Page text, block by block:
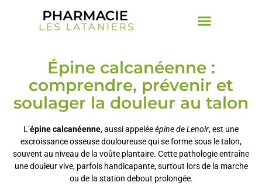
Épine calcanéenne :
comprendre, prévenir et
soulager la douleur au talon
L’épine calcanéenne, aussi appeléeépine de Lenoir, est une
excroissance osseuse douloureuse qui se forme sous le talon,
souvent au niveau de la voûte plantaire. Cette pathologie entraîne
une douleur vive, parfois handicapante, surtout lors de la marche
ou de la station debout prolongée.